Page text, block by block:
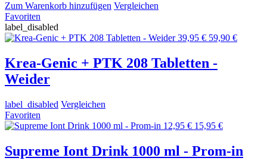
Zum Warenkorb hinzufügen Vergleichen
Favoriten
label_disabled
39,95 € 59,90 €
Krea-Genic + PTK 208 Tabletten -
Weider
label_disabled Vergleichen
Favoriten
12,95 € 15,95 €
Supreme Iont Drink 1000 ml - Prom-in